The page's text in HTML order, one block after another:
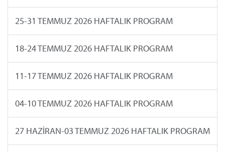
25-31 TEMMUZ 2026 HAFTALIK PROGRAM
18-24 TEMMUZ 2026 HAFTALIK PROGRAM
11-17 TEMMUZ 2026 HAFTALIK PROGRAM
04-10 TEMMUZ 2026 HAFTALIK PROGRAM
27 HAZİRAN-03 TEMMUZ 2026 HAFTALIK PROGRAM